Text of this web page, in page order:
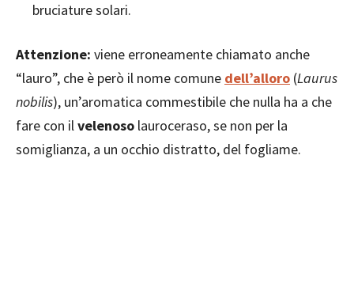
bruciature solari.
Attenzione: viene erroneamente chiamato anche
“lauro”, che è però il nome comune dell’alloro (Laurus
nobilis), un’aromatica commestibile che nulla ha a che
fare con ilvelenoso lauroceraso, se non per la
somiglianza, a un occhio distratto, del fogliame.